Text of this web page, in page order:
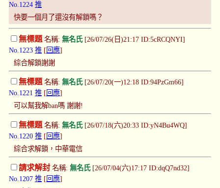
No.1224 推
快要一個月了還沒有解鎖嗎？
無標題名稱: 無名氏[26/07/26(日)21:17 ID:5cRCQNYI]
No.1223 推 [ 回應]
綜合解鎖謝謝
無標題名稱: 無名氏[26/07/20(一)12:18 ID:94PzGm66]
No.1221 推 [ 回應]
可以幫我解ban嗎 謝謝!
無標題名稱: 無名氏[26/07/18(六)20:33 ID:yN4Bu4WQ]
No.1220 推 [回應]
綜合求解鎖，中華電信
請求解封名稱: 無名氏[26/07/04(六)17:17 ID:dqQ7nd32]
No.1207 推 [ 回應]